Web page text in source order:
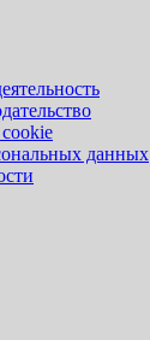
данных